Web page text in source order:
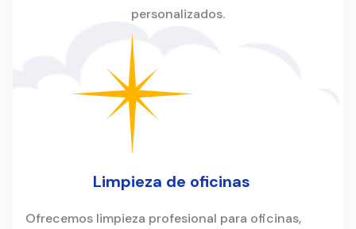
personalizados.
Limpieza de oficinas
Ofrecemos limpieza profesional para oficinas,